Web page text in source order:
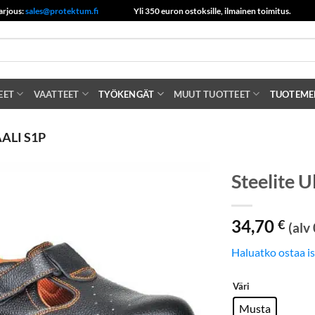
sales@protektum.fiYli 350 euron ostoksille, ilmainen toimitus.
VAATTEET TYÖKENGÄT MUUT TUOTTEET
S1P
Steelite
34,70 € (alv
Haluatko ostaa
Väri
Musta